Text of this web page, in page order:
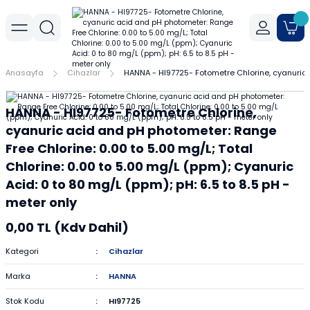
Geri Dön
Cihaz Aksesuarları
Yoğunluk Kitleri
Sıvı Aktarım Cihazları
Dispenser
Otomatik Pipetler
Pipet Pompası
Geri Dön
Geri Dön
Cam Malzemeler
Ayırma Hunileri
Bagetler
Balon Jojeler
Balonlar
Cam Kapaklar
Filtrasyon
Filtre Kağıtları
Şırınga Filtreleri
Soksilet Kartuşu
Havanlar
Agat Havanlar
Cam Havanlar
Porselen Havanlar
Mantar Ürünleri
Mantar Standlar
Metal Malzemeler
Amyant Tel
Bunzen Bekleri
Kıskaçlar
Maşalar
Pensler
Plastik Malzemeler
Kulplu Plastik Beherler
Numune Kapları
Pastör Pipetleri
Pipet Uçları
Plastik Balon Jojeler
Porselen Malzemeler
Buhner Hunileri
Krozeler
Porselen Kapsüller
Anasayfa Cihazlar HANNA - HI97725- Fotometre Chlorine,
HANNA - HI97725- Fotometre Chlorine,
cyanuric acid and pH photometer: Range
Free Chlorine: 0.00 to 5.00 mg/L; Total
Chlorine: 0.00 to 5.00 mg/L (ppm); Cyanuric
Acid: 0 to 80 mg/L (ppm); pH: 6.5 to 8.5 pH -
meter only
0,00 TL (Kdv Dahil)
Kategori Cihazlar
Marka HANNA
Stok Kodu HI97725